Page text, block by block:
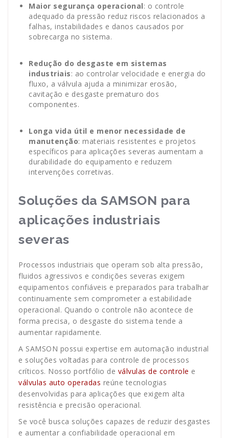
Maior segurança operacional: o controle
adequado da pressão reduz riscos relacionados a
falhas, instabilidades e danos causados por
sobrecarga no sistema.
Redução do desgaste em sistemas
industriais: ao controlar velocidade e energia do
fluxo, a válvula ajuda a minimizar erosão,
cavitação e desgaste prematuro dos
componentes.
Longa vida útil e menor necessidade de
manutenção: materiais resistentes e projetos
específicos para aplicações severas aumentam a
durabilidade do equipamento e reduzem
intervenções corretivas.
Soluções da SAMSON para
aplicações industriais
severas
Processos industriais que operam sob alta pressão,
fluidos agressivos e condições severas exigem
equipamentos confiáveis e preparados para trabalhar
continuamente sem comprometer a estabilidade
operacional. Quando o controle não acontece de
forma precisa, o desgaste do sistema tende a
aumentar rapidamente.
A SAMSON possui expertise em automação industrial
e soluções voltadas para controle de processos
críticos. Nosso portfólio de válvulas de controle e
válvulas auto operadas reúne tecnologias
desenvolvidas para aplicações que exigem alta
resistência e precisão operacional.
Se você busca soluções capazes de reduzir desgastes
e aumentar a confiabilidade operacional em